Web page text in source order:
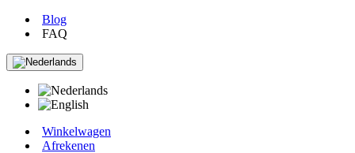
Blog
FAQ
Winkelwagen
Afrekenen